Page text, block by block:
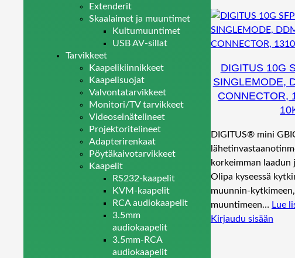
Extenderit
Skaalaimet ja muuntimet
Kuitumuuntimet
USB AV-sillat
Tarvikkeet
Kaapelikiinnikkeet
Kaapelisuojat
Valvontatarvikkeet
Monitori/TV tarvikkeet
Videoseinätelineet
Projektoritelineet
Adapterirenkaat
Pöytäkaivotarvikkeet
Kaapelit
RS232-kaapelit
KVM-kaapelit
RCA audiokaapelit
3.5mm
audiokaapelit
3.5mm-RCA
audiokaapelit
DIGITUS 10G
SINGLEMODE,
CONNECTOR,
DIGITUS® mini
korkeimman
Olipa kyseessä
muunnin-
muuntimeen… Lue
Kirjaudu sisään